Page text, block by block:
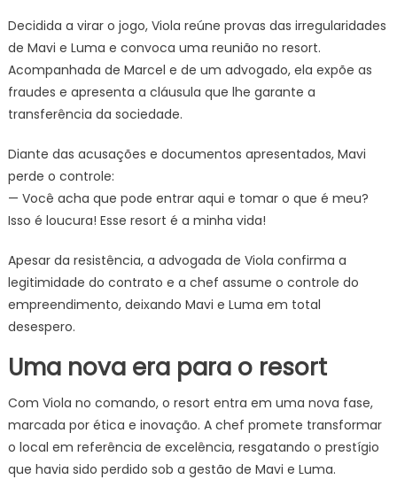
Decidida a virar o jogo, Viola reúne provas das irregularidades
de Mavi e Luma e convoca uma reunião no resort.
Acompanhada de Marcel e de um advogado, ela expõe as
fraudes e apresenta a cláusula que lhe garante a
transferência da sociedade.
Diante das acusações e documentos apresentados, Mavi
perde o controle:
— Você acha que pode entrar aqui e tomar o que é meu?
Isso é loucura! Esse resort é a minha vida!
Apesar da resistência, a advogada de Viola confirma a
legitimidade do contrato e a chef assume o controle do
empreendimento, deixando Mavi e Luma em total
desespero.
Uma nova era para o resort
Com Viola no comando, o resort entra em uma nova fase,
marcada por ética e inovação. A chef promete transformar
o local em referência de excelência, resgatando o prestígio
que havia sido perdido sob a gestão de Mavi e Luma.